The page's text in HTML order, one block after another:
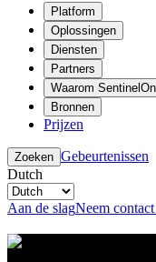
Platform
Oplossingen
Diensten
Partners
Waarom
Bronnen
Prijzen
Zoeken Gebeurtenissen
Dutch
Aan de slagNeem
Resource Center